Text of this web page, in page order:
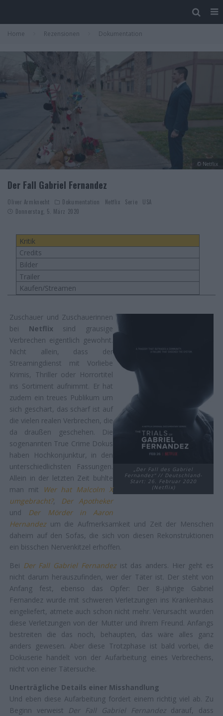
Home Rezensionen Dokumentation
© Netflix
Der Fall Gabriel Fernandez
Oliver Armknecht Dokumentation Netflix Serie
USA
Donnerstag, 5. März 2020
Kritik
Credits
Bilder
Trailer
Kaufen/Streamen
„Der Fall des Gabriel
Fernandez“ // Deutschland-
Start: 26. Februar 2020
(Netflix)
Zuschauer und Zuschauerinnen
bei Netflix sind grausige
Verbrechen eigentlich gewohnt.
Nicht allein, dass der
Streamingdienst mit Vorliebe
Krimis, Thriller oder Horrortitel
ins Sortiment aufnimmt. Er hat
zudem ein treues Publikum um
sich geschart, das scharf ist auf
die vielen realen Verbrechen, die
da draußen geschehen. Die
sogenannten True Crime Dokus
haben Hochkonjunktur, in den
unterschiedlichsten Fassungen.
Allein in der letzten Zeit buhlte
man mit
Wer hat Malcolm X
umgebracht?,
Der Apotheker
und Der Mörder in Aaron
Hernandezum die Aufmerksamkeit und Zeit der Menschen
daheim auf den Sofas, die sich von diesen Rekonstruktionen
ein bisschen Nervenkitzel erhoffen.
Bei Der Fall Gabriel Fernandezist das anders. Hier geht es
nicht darum herauszufinden, wer der Täter ist. Der steht von
Anfang fest, ebenso das Opfer: Der 8-jährige Gabriel
Fernandez wurde mit schweren Verletzungen ins Krankenhaus
eingeliefert, atmete auch schon nicht mehr. Verursacht wurden
diese Verletzungen von der Mutter und ihrem Freund. Anfangs
bestreiten die das noch, behaupten, das wäre alles ganz
anders gewesen. Aber diese Trotzphase ist bald vorbei, die
Dokuserie handelt von der Aufarbeitung eines Verbrechens,
nicht von einer Tätersuche.
Unerträgliche Details einer Misshandlung
Und eben diese Aufarbeitung fordert einem richtig viel ab. Zu
Beginn verweist Der Fall Gabriel Fernandezdarauf, dass